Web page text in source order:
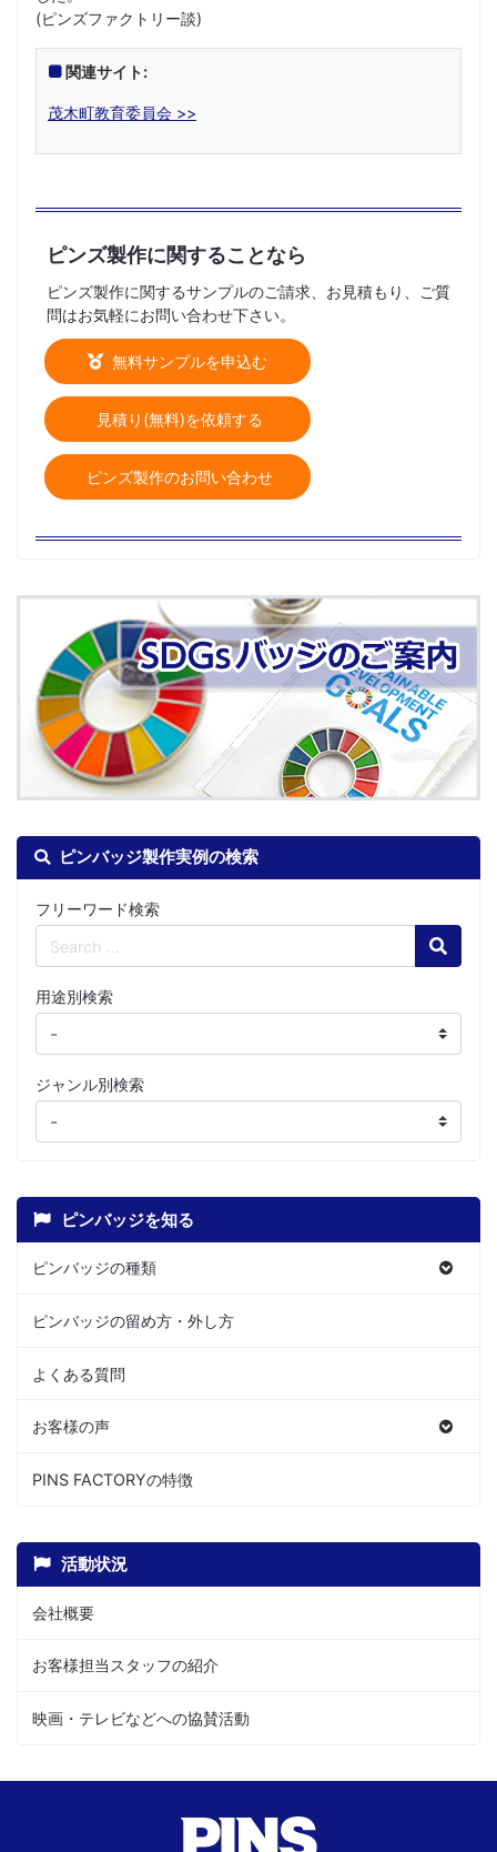
ピンバッジ製作実例の検索
フリーワード検索
Search
用途別検索
ジャンル別検索
ピンバッジを知る
ピンバッジの種類
ピンバッジの留め方・外し方
よくある質問
お客様の声
PINS FACTORYの特徴
活動状況
会社概要
お客様担当スタッフの紹介
映画・テレビなどへの協賛活動
(ピンズファクトリー談)
関連サイト:
茂木町教育委員会 >>
ピンズ製作に関することなら
ピンズ製作に関するサンプルのご請求、お見積もり、ご質
問はお気軽にお問い合わせ下さい。
無料サンプルを申込む
見積り(無料)を依頼する
ピンズ製作のお問い合わせ